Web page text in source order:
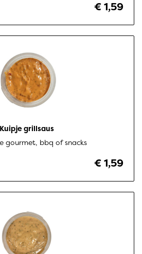
€ 1,59
Kuipje grillsaus
gourmet, bbq of snacks
€ 1,59